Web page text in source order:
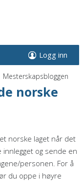
Logg inn
Mesterskapsbloggen
norske
norske laget når det
og sende en
personen. For å
du oppe i høyre